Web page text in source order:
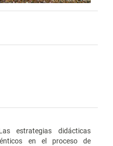
estrategias didácticas
en el proceso de